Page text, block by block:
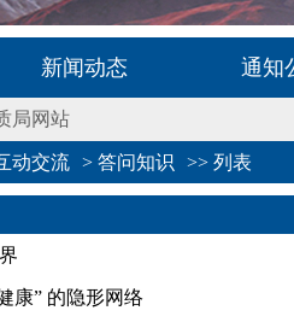
新闻动态 通知
局网站
动交流 > 答问知识 >> 列表
康” 的隐形网络